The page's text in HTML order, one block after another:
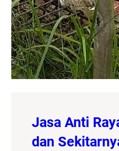
Jasa Anti
dan